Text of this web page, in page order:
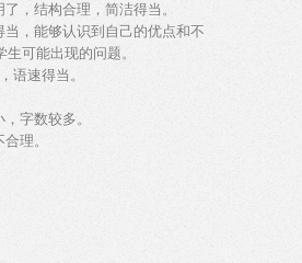
，结构合理，简洁得当。
当，能够认识到自己的优点和不
可能出现的问题。
语速得当。
字数较多。
理。